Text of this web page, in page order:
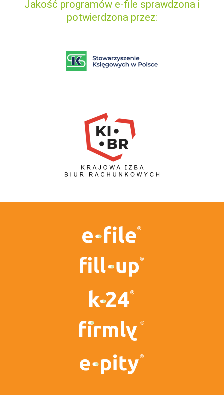
Jakość programów e-file sprawdzona i
potwierdzona przez: